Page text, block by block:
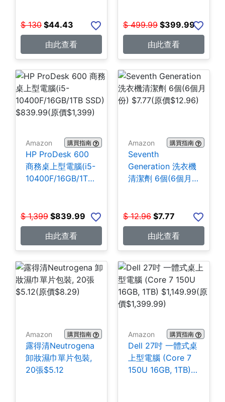
$ 130 $44.43
由此查看
$ 499.99 $399.99
由此查看
Amazon 購買指南
HP ProDesk 600
商務桌上型電腦(i5-
10400F/16GB/1TB
$ 1,399 $839.99
由此查看
Amazon 購買指南
Seventh
Generation 洗衣機
清潔劑 6個(6個月
$ 12.96 $7.77
由此查看
Amazon 購買指南
露得清Neutrogena
卸妝濕巾單片包裝,
20張$5.12
Amazon 購買指南
Dell 27吋 一體式桌
上型電腦 (Core 7
150U 16GB, 1TB)